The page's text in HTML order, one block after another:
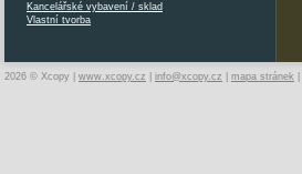
Kancelářské vybavení / sklad
Vlastní tvorba
2026 © Xcopy | www.xcopy.cz info@xcopy.cz mapa stránek